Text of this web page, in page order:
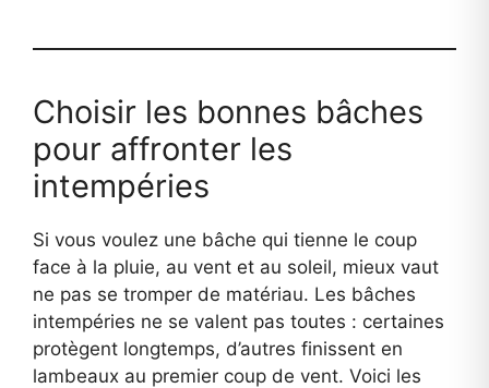
Choisir les bonnes bâches
pour affronter les
intempéries
Si vous voulez une bâche qui tienne le coup
face à la pluie, au vent et au soleil, mieux vaut
ne pas se tromper de matériau. Les bâches
intempéries ne se valent pas toutes : certaines
protègent longtemps, d’autres finissent en
lambeaux au premier coup de vent. Voici les